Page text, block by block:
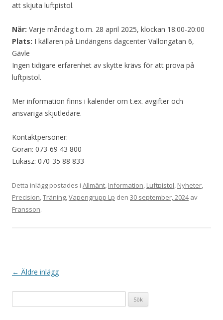
att skjuta luftpistol.
När: Varje måndag t.o.m. 28 april 2025, klockan 18:00-20:00
Plats: I källaren på Lindängens dagcenter Vallongatan 6,
Gävle
Ingen tidigare erfarenhet av skytte krävs för att prova på
luftpistol.
Mer information finns i kalender om t.ex. avgifter och
ansvariga skjutledare.
Kontaktpersoner:
Göran: 073-69 43 800
Lukasz: 070-35 88 833
Detta inlägg postades i Allmänt, Information, Luftpistol, Nyheter,
Precision,Träning,Vapengrupp Lp den 30 september, 2024av
Fransson.
I← Äldre inlägg
efter: